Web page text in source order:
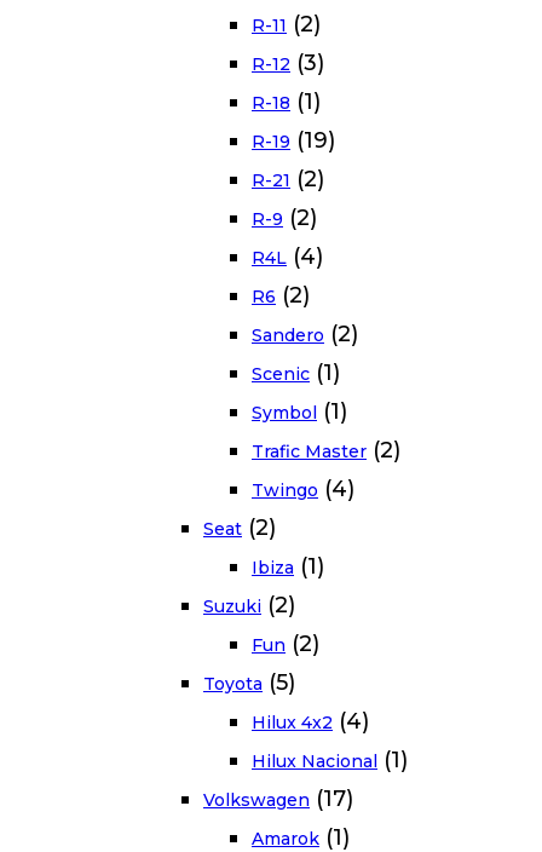
R-11 (2)
R-12 (3)
R-18 (1)
R-19 (19)
R-21 (2)
R-9 (2)
R4L (4)
R6 (2)
Sandero (2)
Scenic (1)
Symbol (1)
Trafic Master (2)
Twingo (4)
Seat (2)
Ibiza (1)
Suzuki (2)
Fun (2)
Toyota (5)
Hilux 4x2 (4)
Hilux Nacional (1)
Volkswagen (17)
Amarok (1)